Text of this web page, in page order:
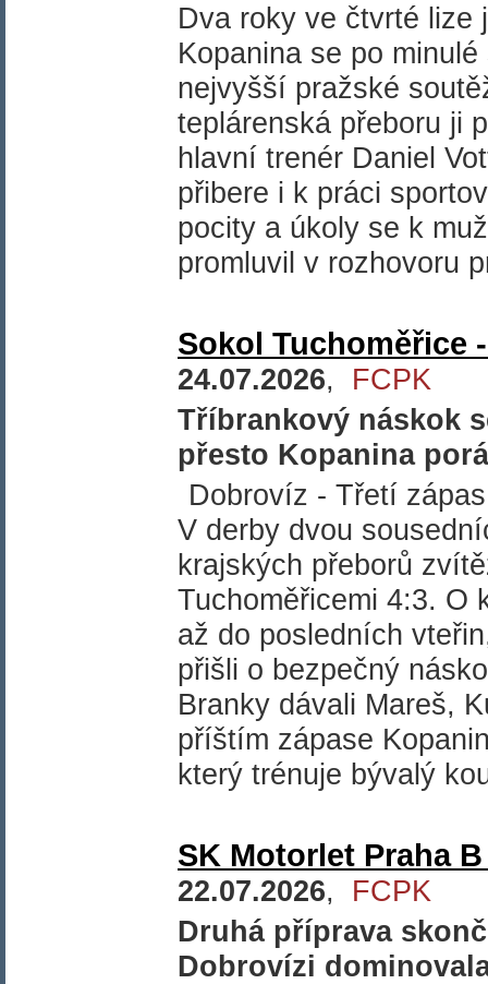
Dva roky ve čtvrté lize
Kopanina se po
nejvyšší pražské
teplárenská přeboru ji
hlavní trenér Daniel
přibere i k práci
pocity a úkoly se k
promluvil v rozhovoru
Sokol Tuchoměřice
24.07.2026, FCPK
Tříbrankový náskok
přesto Kopanina
Dobrovíz - Třetí
V derby dvou
krajských přeborů
Tuchoměřicemi 4:3. O
až do posledních
přišli o bezpečný
Branky dávali Mareš,
příštím zápase
který trénuje bývalý
SK Motorlet Praha
22.07.2026, FCPK
Druhá příprava
Dobrovízi